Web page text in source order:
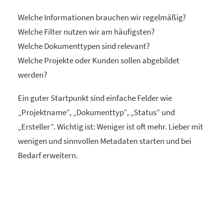
Welche Informationen brauchen wir regelmäßig?
Welche Filter nutzen wir am häufigsten?
Welche Dokumenttypen sind relevant?
Welche Projekte oder Kunden sollen abgebildet
werden?
Ein guter Startpunkt sind einfache Felder wie
„Projektname“, „Dokumenttyp“, „Status“ und
„Ersteller“. Wichtig ist: Weniger ist oft mehr. Lieber mit
wenigen und sinnvollen Metadaten starten und bei
Bedarf erweitern.